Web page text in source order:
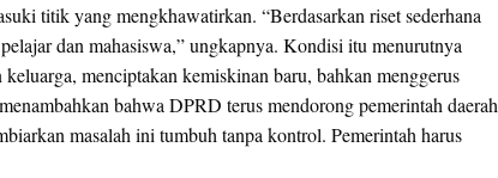
titik yang mengkhawatirkan. “Berdasarkan riset sederhana
dan mahasiswa,” ungkapnya. Kondisi itu menurutnya
menciptakan kemiskinan baru, bahkan menggerus
bahwa DPRD terus mendorong pemerintah daerah
masalah ini tumbuh tanpa kontrol. Pemerintah harus